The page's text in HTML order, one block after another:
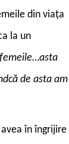
din viața
la un
de asta am
în îngrijire